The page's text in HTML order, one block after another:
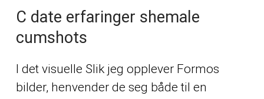
C date erfaringer shemale
cumshots
I det visuelle Slik jeg opplever Formos
bilder, henvender de seg både til en